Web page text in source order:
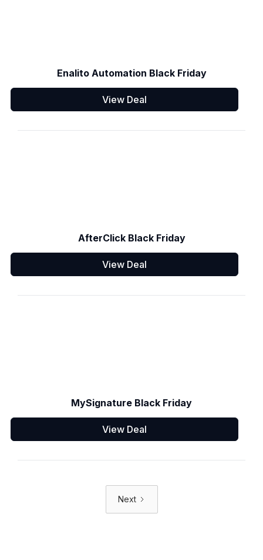
Enalito Automation Black Friday
View Deal
AfterClick Black Friday
View Deal
MySignature Black Friday
View Deal
Next